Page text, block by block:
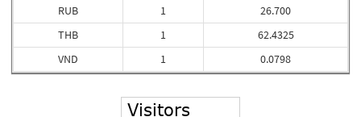
RUB
THB
VND
1
1
1
26.700
62.4325
0.0798